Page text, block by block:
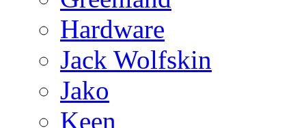
Hardware
Jack Wolfskin
Jako
Keen